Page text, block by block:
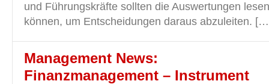
und Führungskräfte sollten die Auswertungen
können, um Entscheidungen daraus abzuleiten.
Management News:
Finanzmanagement – Instrument